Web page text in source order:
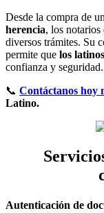
Desde la compra de
herencia, los notarios
diversos trámites. Su
permite que los
confianza y seguridad.
📞 Contáctanos hoy
Latino.
Autenticación de